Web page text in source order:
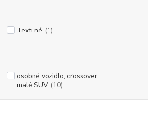
Textilné (1)
osobné vozidlo, crossover,
malé SUV (10)